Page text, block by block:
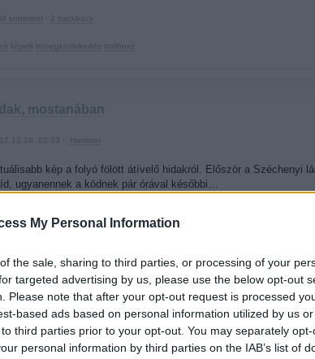
My Personal Information
the sale, sharing to third parties, or processing of your
targeted advertising by us, please use the below opt-out
Please note that after your opt-out request is processed
based ads based on personal information utilized by us
third parties prior to your opt-out. You may separately
personal information by third parties on the IAB’s list of
69
tömegközlekedés trolibusz
mostanában
Hamster
kép a folyó fölött átívelő hidakról. Először a Széchenyi
ugyanennek a ködnek pár órával későbbi…
15